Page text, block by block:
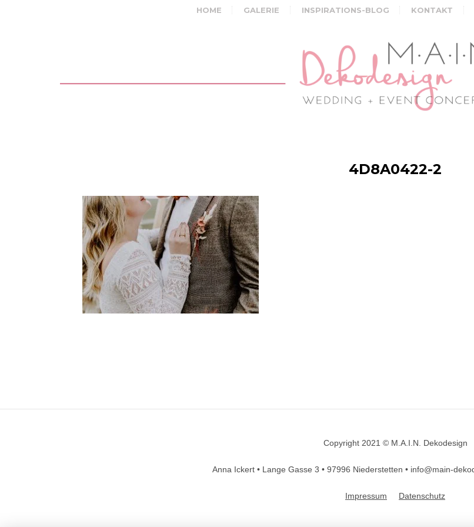
HOME GALERIE INSPIRATIONS-BLOG KONTAKT
4D8A0422-2
Designed byDesignHooks
Copyright 2021 © M.A.I.N. Dekodesign
Anna Ickert • Lange Gasse 3 • 97996 Niederstetten • info@main-
Impressum Datenschutz